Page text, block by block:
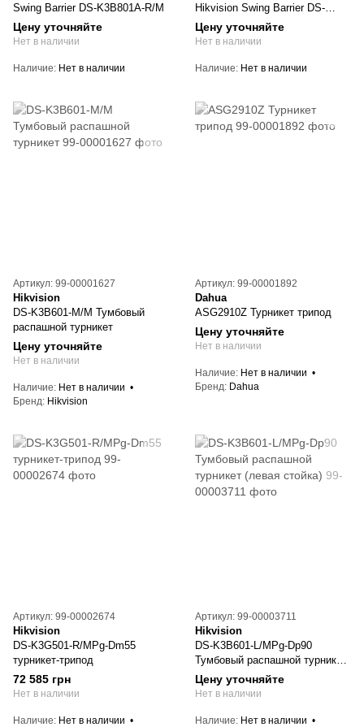
Swing Barrier DS-K3B801А-R/M
Цену уточняйте
Нет в наличии
Наличие Нет в наличии
Hikvision Swing Barrier DS-
K3B801А-M/MPg-Dp90/65
Цену уточняйте
Нет в наличии
Наличие Нет в наличии
Артикул: 99-00001627
Hikvision
DS-K3B601-M/M Тумбовый
распашной турникет
Цену уточняйте
Нет в наличии
Наличие
Нет в наличии
Бренд Hikvision
Артикул: 99-00001892
Dahua
ASG2910Z Турникет трипод
Цену уточняйте
Нет в наличии
Наличие
Нет в наличии
Бренд Dahua
Артикул: 99-00002674
Hikvision
DS-K3G501-R/MPg-Dm55
турникет-трипод
72 585 грн
Нет в наличии
Наличие
Нет в наличии
Артикул: 99-00003711
Hikvision
DS-K3B601-L/MPg-Dp90
Тумбовый распашной турникет
(левая стойка)
Цену уточняйте
Нет в наличии
Наличие
Нет в наличии